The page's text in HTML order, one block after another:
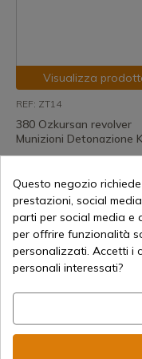
Visualizza
REF: ZT14
380 Ozkursan revolver
Munizioni Detonazione
21,90 €
Questo negozio
prestazioni, social
parti per social media e
per offrire funzionalità
personalizzati. Accetti i
personali interessati?